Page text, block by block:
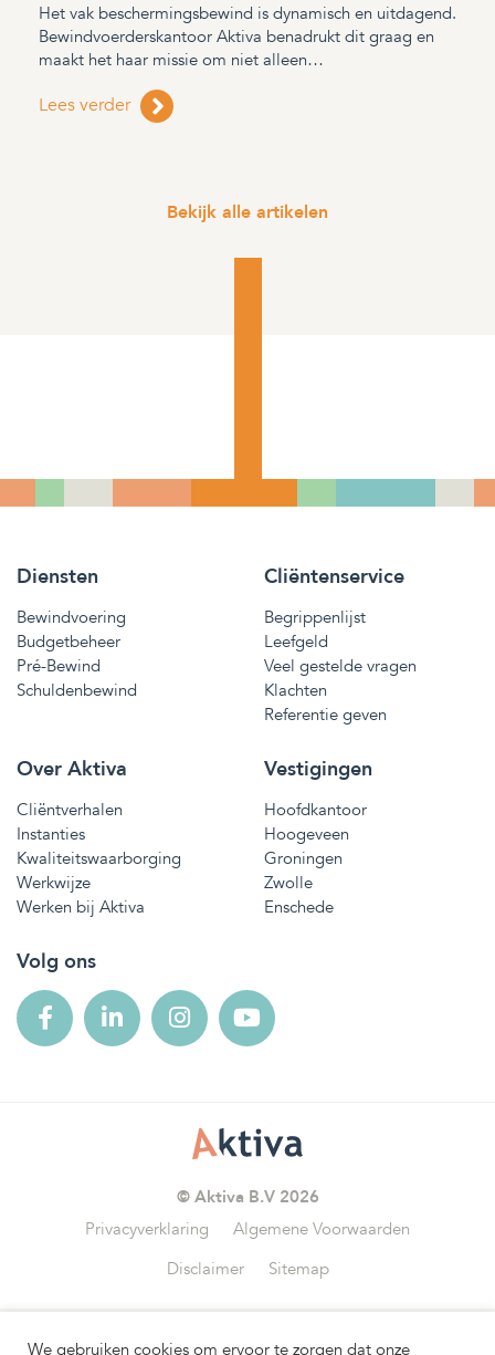
Het vak beschermingsbewind is dynamisch en uitdagend.
Bewindvoerderskantoor Aktiva benadrukt dit graag en
maakt het haar missie om niet alleen…
Lees verder
Bekijk alle artikelen
Diensten
Bewindvoering
Budgetbeheer
Pré-Bewind
Schuldenbewind
Cliëntenservice
Begrippenlijst
Leefgeld
Veel gestelde vragen
Klachten
Referentie geven
Over Aktiva
Cliëntverhalen
Instanties
Kwaliteitswaarborging
Werkwijze
Werken bij Aktiva
Vestigingen
Hoofdkantoor
Hoogeveen
Groningen
Zwolle
Enschede
Volg ons
© Aktiva B.V 2026
Privacyverklaring
Algemene Voorwaarden
Disclaimer
Sitemap
We gebruiken cookies om ervoor te zorgen dat onze